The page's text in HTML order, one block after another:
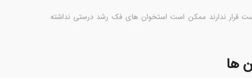
قرار ندارند ممکن است استخوان های فک رشد درستی نداشته
ها